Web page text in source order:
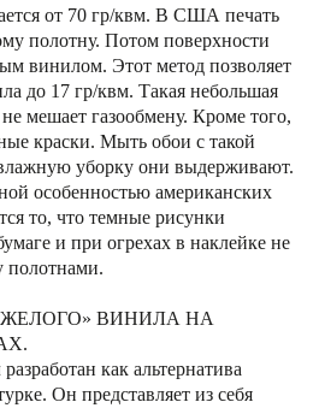
от 70 гр/квм. В США печать
полотну. Потом поверхности
винилом. Этот метод позволяет
до 17 гр/квм. Такая небольшая
мешает газообмену. Кроме того,
краски. Мыть обои с такой
уборку они выдерживают.
особенностью американских
то, что темные рисунки
и при огрехах в наклейке не
полотнами.
ВИНИЛА НА
как альтернатива
Он представляет из себя